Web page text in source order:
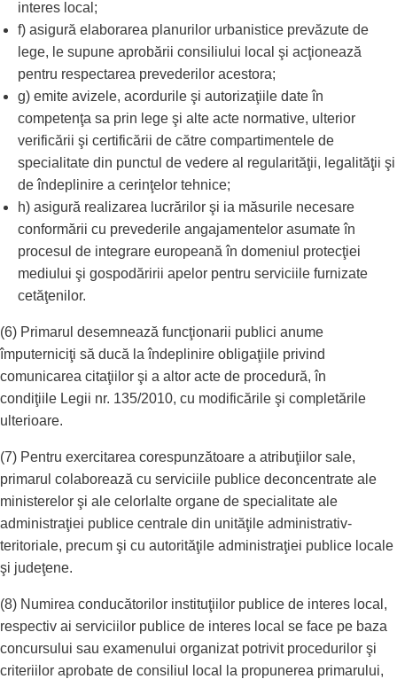
interes local;
f) asigură elaborarea planurilor urbanistice prevăzute de
lege, le supune aprobării consiliului local şi acţionează
pentru respectarea prevederilor acestora;
g) emite avizele, acordurile şi autorizaţiile date în
competenţa sa prin lege şi alte acte normative, ulterior
verificării şi certificării de către compartimentele de
specialitate din punctul de vedere al regularităţii, legalităţii şi
de îndeplinire a cerinţelor tehnice;
h) asigură realizarea lucrărilor şi ia măsurile necesare
conformării cu prevederile angajamentelor asumate în
procesul de integrare europeană în domeniul protecţiei
mediului şi gospodăririi apelor pentru serviciile furnizate
cetăţenilor.
(6) Primarul desemnează funcţionarii publici anume
împuterniciţi să ducă la îndeplinire obligaţiile privind
comunicarea citaţiilor şi a altor acte de procedură, în
condiţiile Legii nr. 135/2010, cu modificările şi completările
ulterioare.
(7) Pentru exercitarea corespunzătoare a atribuţiilor sale,
primarul colaborează cu serviciile publice deconcentrate ale
ministerelor şi ale celorlalte organe de specialitate ale
administraţiei publice centrale din unităţile administrativ-
teritoriale, precum şi cu autorităţile administraţiei publice locale
şi judeţene.
(8) Numirea conducătorilor instituţiilor publice de interes local,
respectiv ai serviciilor publice de interes local se face pe baza
concursului sau examenului organizat potrivit procedurilor şi
criteriilor aprobate de consiliul local la propunerea primarului,